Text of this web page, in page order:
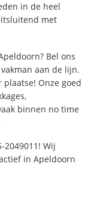
in de heel
met
Bel ons
aan de lijn.
Onze goed
binnen no time
Wij
in Apeldoorn